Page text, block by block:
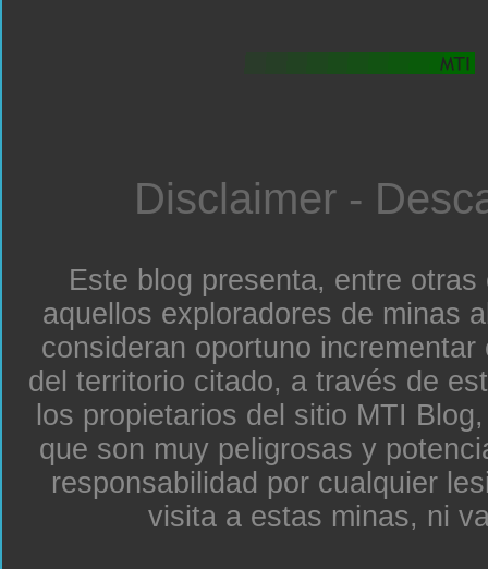
Disclaimer -
Este blog presenta, entre
aquellos exploradores de minas
consideran oportuno
del territorio citado, a través de
los propietarios del sitio MTI
que son muy peligrosas y
responsabilidad por cualquier
visita a estas minas, ni